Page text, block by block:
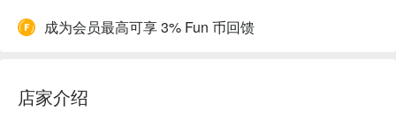
成为会员最高可享 3% Fun 币回馈
店家介绍